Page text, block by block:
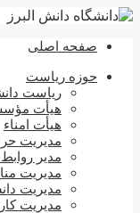
صفحه اصلی
حوزه ریاست
ریاست
هیأت
هیأت امناء
مدیریت
مدیر
مدیریت
مدیریت
مدیریت